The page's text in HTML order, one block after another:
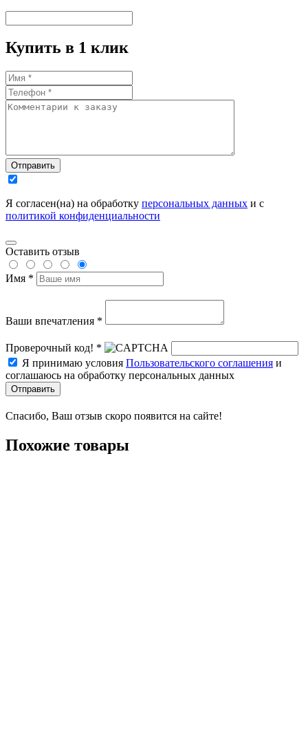
Купить в 1 клик
Отправить
Я согласен(на) на обработку персональных данных и с
политикой конфиденциальности
Оставить отзыв
Имя *
Ваши впечатления *
Проверочный код! *
Я принимаю условия Пользовательского соглашения и
соглашаюсь на обработку персональных данных
Отправить
Спасибо, Ваш отзыв скоро появится на сайте!
Похожие товары